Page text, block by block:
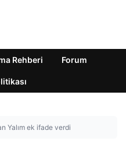
Rehberi Forum
Yalım ek ifade verdi